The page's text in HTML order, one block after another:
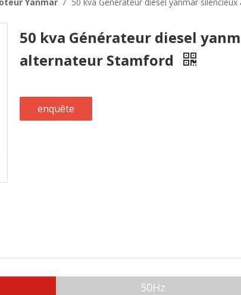
50 kva Générateur diesel
alternateur Stamford
enquête
50Hz